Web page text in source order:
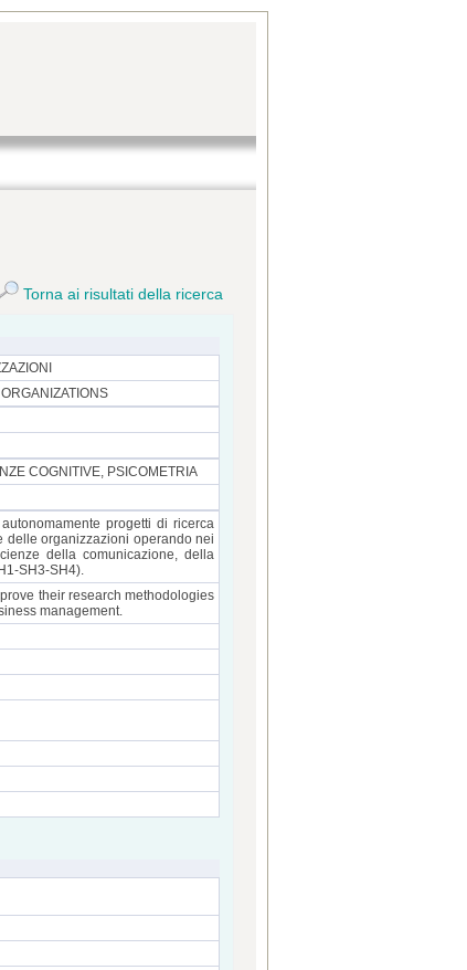
Torna ai risultati della ricerca
COGNITIVE, PSICOMETRIA
progetti di ricerca
delle organizzazioni operando nei
della comunicazione, della
SH3-SH4).
their research methodologies
management.